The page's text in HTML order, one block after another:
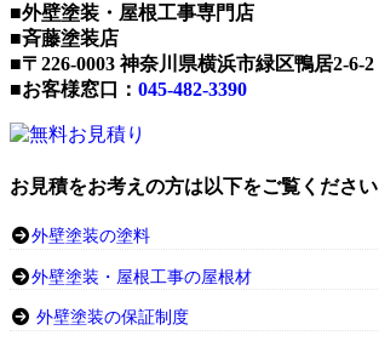
■外壁塗装・屋根工事専門店
■斉藤塗装店
■〒226-0003 神奈川県横浜市緑区鴨居2-6-2
■お客様窓口： 045-482-3390
お見積をお考えの方は以下をご覧ください
外壁塗装の塗料
外壁塗装・屋根工事の屋根材
外壁塗装の保証制度